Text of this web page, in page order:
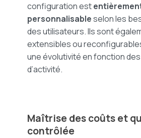
configuration est
personnalisableselon les
des utilisateurs. Ils sont
extensibles ou
une évolutivité en fonction
d’activité.
Maîtrise des coûts et
contrôlée